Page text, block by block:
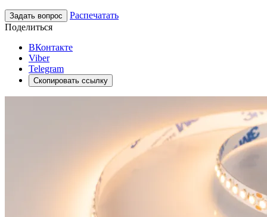
Задать вопрос
Распечатать
Поделиться
ВКонтакте
Viber
Telegram
Скопировать ссылку